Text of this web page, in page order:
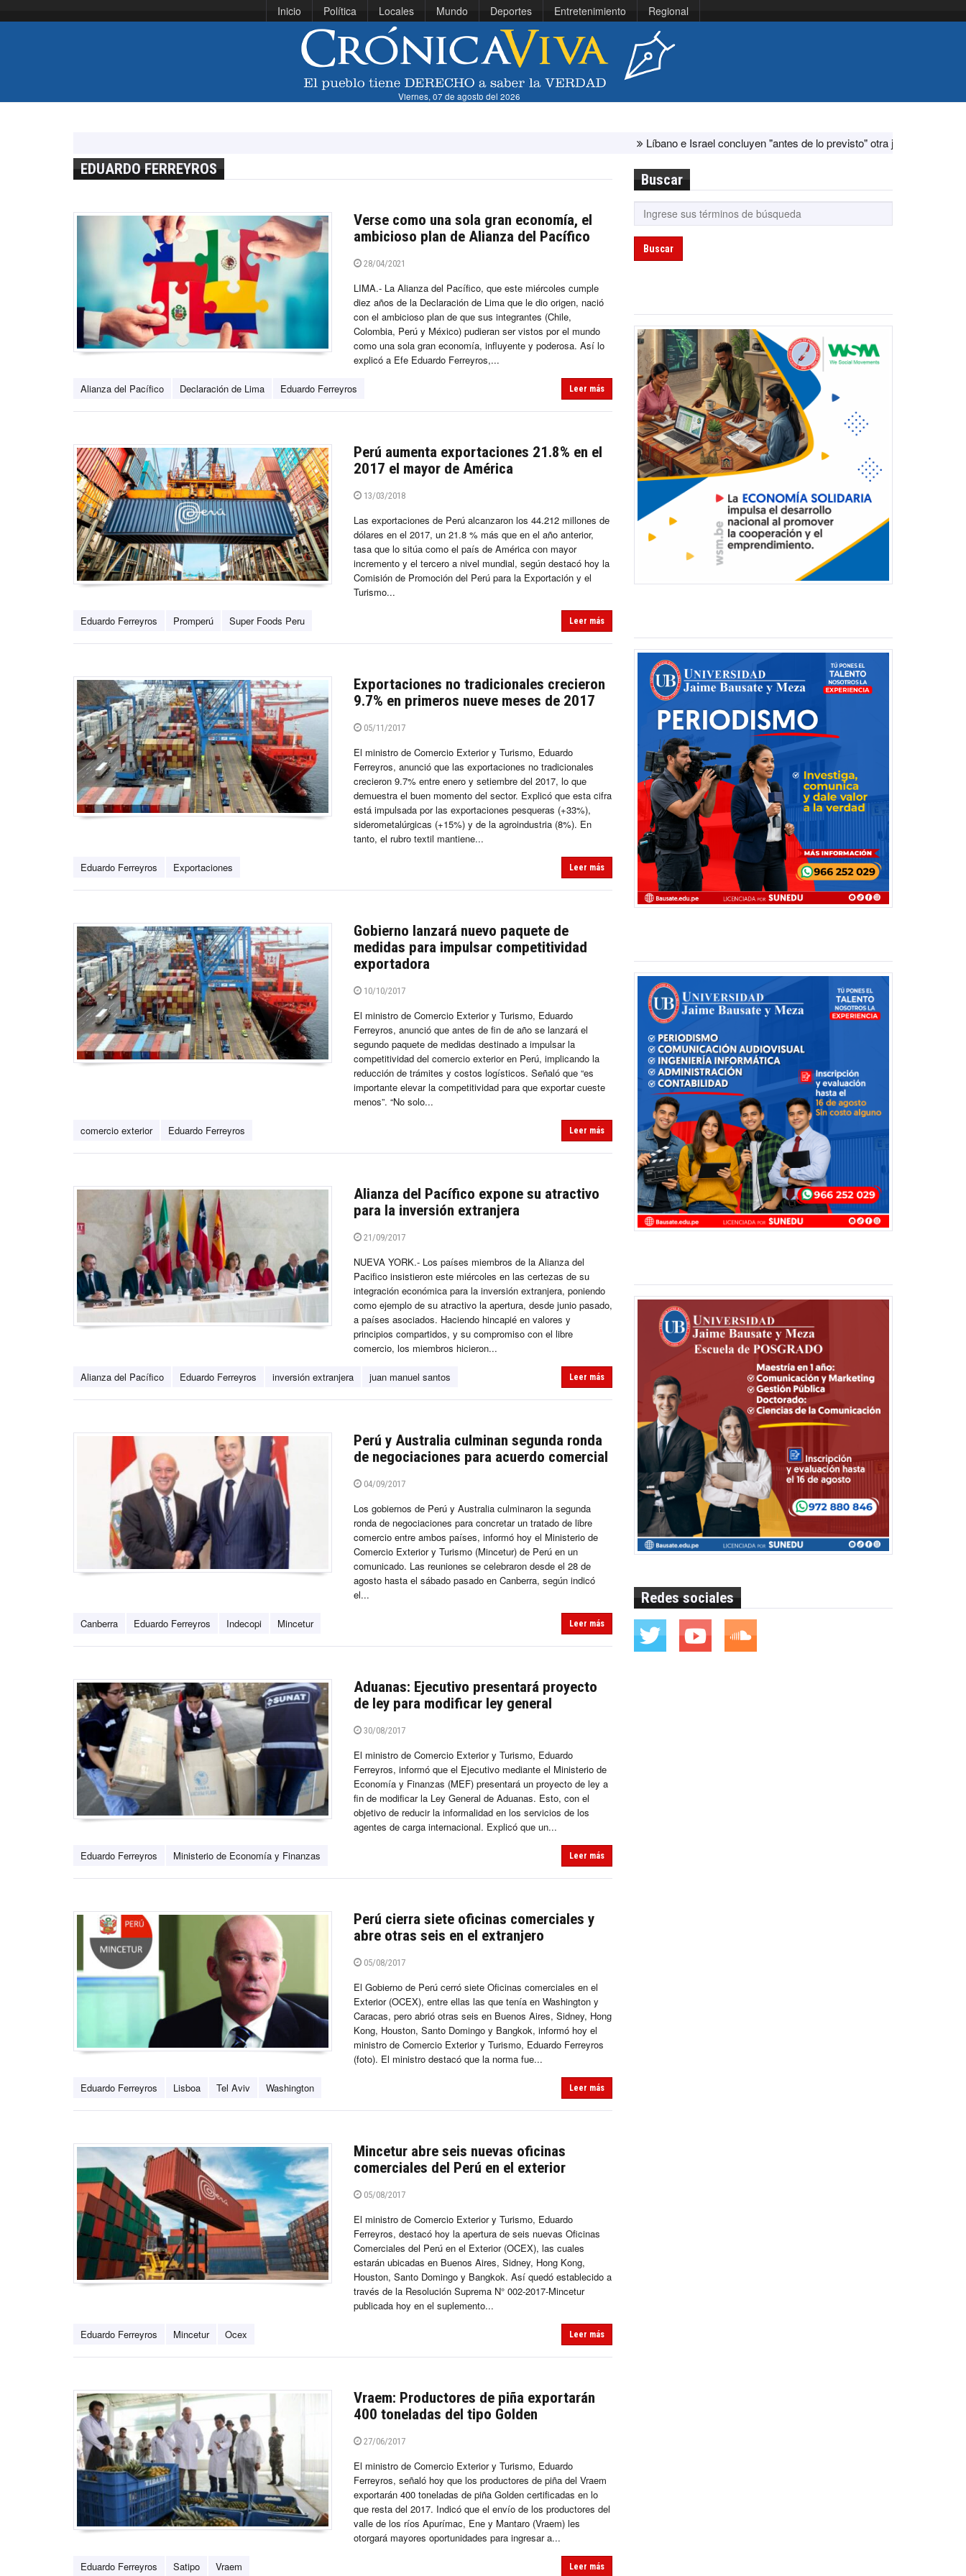
Inicio Política Locales Mundo Deportes Entretenimiento Regional
Viernes, 07 de agosto del 2026
Líbano e Israel concluyen "antes de lo previsto" otra jornada de diálogo por
EDUARDO FERREYROS
Verse como una sola gran economía, el
ambicioso plan de Alianza del Pacífico
28/04/2021
LIMA.- La Alianza del Pacífico, que este miércoles cumple
diez años de la Declaración de Lima que le dio origen, nació
con el ambicioso plan de que sus integrantes (Chile,
Colombia, Perú y México) pudieran ser vistos por el mundo
como una sola gran economía, influyente y poderosa. Así lo
explicó a Efe Eduardo Ferreyros,...
Alianza del Pacífico Declaración de Lima Eduardo Ferreyros Leer más
Perú aumenta exportaciones 21.8% en el
2017 el mayor de América
13/03/2018
Las exportaciones de Perú alcanzaron los 44.212 millones de
dólares en el 2017, un 21.8 % más que en el año anterior,
tasa que lo sitúa como el país de América con mayor
incremento y el tercero a nivel mundial, según destacó hoy la
Comisión de Promoción del Perú para la Exportación y el
Turismo...
Eduardo Ferreyros Promperú Super Foods Peru Leer más
Exportaciones no tradicionales crecieron
9.7% en primeros nueve meses de 2017
05/11/2017
El ministro de Comercio Exterior y Turismo, Eduardo
Ferreyros, anunció que las exportaciones no tradicionales
crecieron 9.7% entre enero y setiembre del 2017, lo que
demuestra el buen momento del sector. Explicó que esta cifra
está impulsada por las exportaciones pesqueras (+33%),
siderometalúrgicas (+15%) y de la agroindustria (8%). En
tanto, el rubro textil mantiene...
Eduardo Ferreyros Exportaciones Leer más
Gobierno lanzará nuevo paquete de
medidas para impulsar competitividad
exportadora
10/10/2017
El ministro de Comercio Exterior y Turismo, Eduardo
Ferreyros, anunció que antes de fin de año se lanzará el
segundo paquete de medidas destinado a impulsar la
competitividad del comercio exterior en Perú, implicando la
reducción de trámites y costos logísticos. Señaló que “es
importante elevar la competitividad para que exportar cueste
menos”. “No solo...
comercio exterior Eduardo Ferreyros Leer más
Alianza del Pacífico expone su atractivo
para la inversión extranjera
21/09/2017
NUEVA YORK.- Los países miembros de la Alianza del
Pacifico insistieron este miércoles en las certezas de su
integración económica para la inversión extranjera, poniendo
como ejemplo de su atractivo la apertura, desde junio pasado,
a países asociados. Haciendo hincapié en valores y
principios compartidos, y su compromiso con el libre
comercio, los miembros hicieron...
Alianza del Pacífico Eduardo Ferreyros inversión extranjera juan manuel santos Leer más
Perú y Australia culminan segunda ronda
de negociaciones para acuerdo comercial
04/09/2017
Los gobiernos de Perú y Australia culminaron la segunda
ronda de negociaciones para concretar un tratado de libre
comercio entre ambos países, informó hoy el Ministerio de
Comercio Exterior y Turismo (Mincetur) de Perú en un
comunicado. Las reuniones se celebraron desde el 28 de
agosto hasta el sábado pasado en Canberra, según indicó
el...
Canberra Eduardo Ferreyros Indecopi Mincetur Leer más
Aduanas: Ejecutivo presentará proyecto
de ley para modificar ley general
30/08/2017
El ministro de Comercio Exterior y Turismo, Eduardo
Ferreyros, informó que el Ejecutivo mediante el Ministerio de
Economía y Finanzas (MEF) presentará un proyecto de ley a
fin de modificar la Ley General de Aduanas. Esto, con el
objetivo de reducir la informalidad en los servicios de los
agentes de carga internacional. Explicó que un...
Eduardo Ferreyros Ministerio de Economía y Finanzas Leer más
Perú cierra siete oficinas comerciales y
abre otras seis en el extranjero
05/08/2017
El Gobierno de Perú cerró siete Oficinas comerciales en el
Exterior (OCEX), entre ellas las que tenía en Washington y
Caracas, pero abrió otras seis en Buenos Aires, Sidney, Hong
Kong, Houston, Santo Domingo y Bangkok, informó hoy el
ministro de Comercio Exterior y Turismo, Eduardo Ferreyros
(foto). El ministro destacó que la norma fue...
Eduardo Ferreyros Lisboa Tel Aviv Washington Leer más
Mincetur abre seis nuevas oficinas
comerciales del Perú en el exterior
05/08/2017
El ministro de Comercio Exterior y Turismo, Eduardo
Ferreyros, destacó hoy la apertura de seis nuevas Oficinas
Comerciales del Perú en el Exterior (OCEX), las cuales
estarán ubicadas en Buenos Aires, Sidney, Hong Kong,
Houston, Santo Domingo y Bangkok. Así quedó establecido a
través de la Resolución Suprema N° 002-2017-Mincetur
publicada hoy en el suplemento...
Eduardo Ferreyros Mincetur Ocex Leer más
Vraem: Productores de piña exportarán
400 toneladas del tipo Golden
27/06/2017
El ministro de Comercio Exterior y Turismo, Eduardo
Ferreyros, señaló hoy que los productores de piña del Vraem
exportarán 400 toneladas de piña Golden certificadas en lo
que resta del 2017. Indicó que el envío de los productores del
valle de los ríos Apurímac, Ene y Mantaro (Vraem) les
otorgará mayores oportunidades para ingresar a...
Eduardo Ferreyros Satipo Vraem Leer más
Buscar
Buscar
Redes sociales